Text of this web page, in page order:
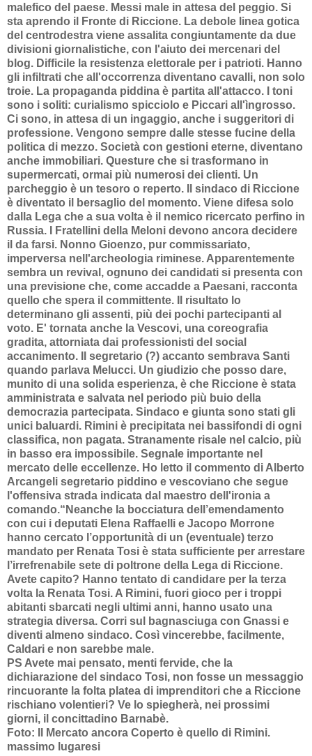
malefico del paese. Messi male in attesa del peggio. Si
sta aprendo il Fronte di Riccione. La debole linea gotica
del centrodestra viene assalita congiuntamente da due
divisioni giornalistiche, con l'aiuto dei mercenari del
blog. Difficile la resistenza elettorale per i patrioti. Hanno
gli infiltrati che all'occorrenza diventano cavalli, non solo
troie. La propaganda piddina è partita all'attacco. I toni
sono i soliti: curialismo spicciolo e Piccari all'ìngrosso.
Ci sono, in attesa di un ingaggio, anche i suggeritori di
professione. Vengono sempre dalle stesse fucine della
politica di mezzo. Società con gestioni eterne, diventano
anche immobiliari. Questure che si trasformano in
supermercati, ormai più numerosi dei clienti. Un
parcheggio è un tesoro o reperto. Il sindaco di Riccione
è diventato il bersaglio del momento. Viene difesa solo
dalla Lega che a sua volta è il nemico ricercato perfino in
Russia. I Fratellini della Meloni devono ancora decidere
il da farsi. Nonno Gioenzo, pur commissariato,
imperversa nell'archeologia riminese. Apparentemente
sembra un revival, ognuno dei candidati si presenta con
una previsione che, come accadde a Paesani, racconta
quello che spera il committente. Il risultato lo
determinano gli assenti, più dei pochi partecipanti al
voto. E' tornata anche la Vescovi, una coreografia
gradita, attorniata dai professionisti del social
accanimento. Il segretario (?) accanto sembrava Santi
quando parlava Melucci. Un giudizio che posso dare,
munito di una solida esperienza, è che Riccione è stata
amministrata e salvata nel periodo più buio della
democrazia partecipata. Sindaco e giunta sono stati gli
unici baluardi. Rimini è precipitata nei bassifondi di ogni
classifica, non pagata. Stranamente risale nel calcio, più
in basso era impossibile. Segnale importante nel
mercato delle eccellenze. Ho letto il commento di Alberto
Arcangeli segretario piddino e vescoviano che segue
l'offensiva strada indicata dal maestro dell'ironia a
comando.“Neanche la bocciatura dell’emendamento
con cui i deputati Elena Raffaelli e Jacopo Morrone
hanno cercato l’opportunità di un (eventuale) terzo
mandato per Renata Tosi è stata sufficiente per arrestare
l’irrefrenabile sete di poltrone della Lega di Riccione.
Avete capito? Hanno tentato di candidare per la terza
volta la Renata Tosi. A Rimini, fuori gioco per i troppi
abitanti sbarcati negli ultimi anni, hanno usato una
strategia diversa. Corri sul bagnasciuga con Gnassi e
diventi almeno sindaco. Così vincerebbe, facilmente,
Caldari e non sarebbe male.
PS Avete mai pensato, menti fervide, che la
dichiarazione del sindaco Tosi, non fosse un messaggio
rincuorante la folta platea di imprenditori che a Riccione
rischiano volentieri? Ve lo spiegherà, nei prossimi
giorni, il concittadino Barnabè.
Foto: Il Mercato ancora Coperto è quello di Rimini.
massimo lugaresi